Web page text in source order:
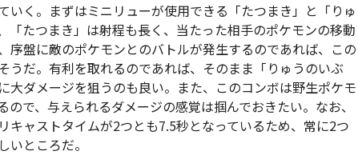
いく。まずはミニリューが使用できる「たつまき」と「りゅ
「たつまき」は射程も長く、当たった相手のポケモンの移動
序盤に敵のポケモンとのバトルが発生するのであれば、この
うだ。有利を取れるのであれば、そのまま「りゅうのいぶ
大ダメージを狙うのも良い。また、このコンボは野生ポケモ
ので、与えられるダメージの感覚は掴んでおきたい。なお、
キャストタイムが2つとも7.5秒となっているため、常に2つ
いところだ。